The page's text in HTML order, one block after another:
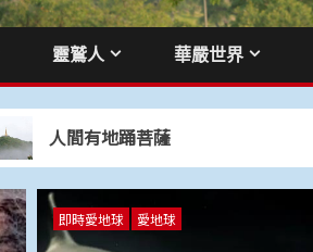
靈鷲人 華嚴世界
人間有地踊菩薩
即時愛地球 愛地球